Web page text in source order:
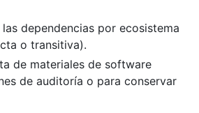
dependencias por ecosistema
o transitiva).
de materiales de software
de auditoría o para conservar